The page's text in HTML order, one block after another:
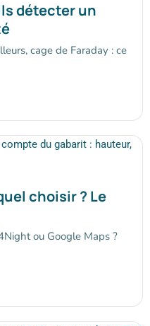
détecter un
cage de Faraday : ce
choisir ? Le
ou Google Maps ?